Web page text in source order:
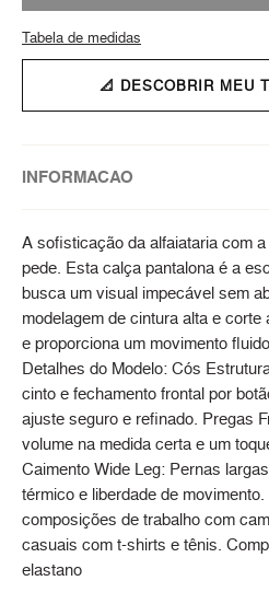
Tabela de medidas
📐 DESCOBRIR MEU
INFORMACAO
A sofisticação da alfaiataria com
pede. Esta calça pantalona é a
busca um visual impecável sem
modelagem de cintura alta e
e proporciona um movimento
Detalhes do Modelo: Cós
cinto e fechamento frontal por
ajuste seguro e refinado. Pregas
volume na medida certa e um
Caimento Wide Leg: Pernas
térmico e liberdade de
composições de trabalho com
casuais com t-shirts e tênis.
elastano